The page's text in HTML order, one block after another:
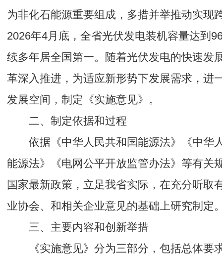
为非化石能源重要组成，多措并举推动实现
2026年4月底，全省光伏发电装机容量达到
续多年居全国第一。随着光伏发电的快速发
革深入推进，为适应新形势下发展需求，进
发展空间，制定《实施意见》。
二、制定依据和过程
依据《中华人民共和国能源法》《中华
能源法》《电网公平开放监管办法》等有关
国家最新政策，立足我省实际，在充分听取
业协会、和相关企业意见的基础上研究制定
三、主要内容和创新举措
《实施意见》分为三部分，包括总体要